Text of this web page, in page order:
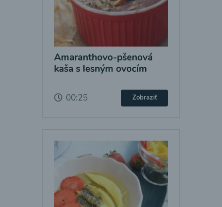
Amaranthovo-pšenová
kaša s lesným ovocím
00:25 Zobraziť